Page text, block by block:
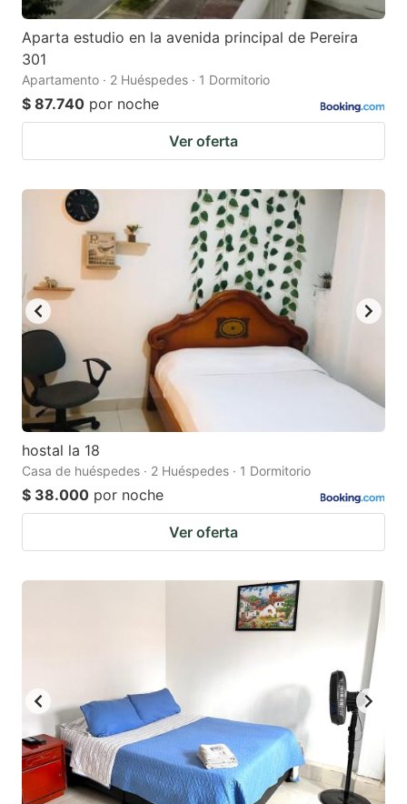
Aparta estudio en la avenida principal de Pereira
301
Apartamento · 2 Huéspedes · 1 Dormitorio
$ 87.740 por noche
Ver oferta
hostal la 18
Casa de huéspedes · 2 Huéspedes · 1 Dormitorio
$ 38.000 por noche
Ver oferta